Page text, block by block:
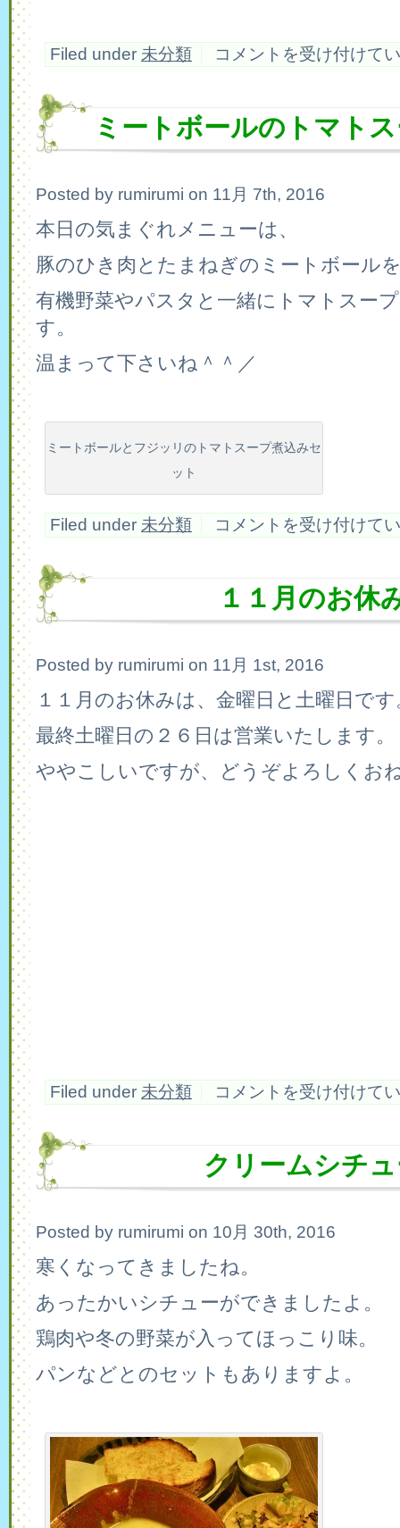
Filed under 未分類
１
２
休
は
コメントを受け付けて
ミートボールのトマト
Posted by rumirumi on 11月 7th, 2016
本日の気まぐれメニューは、
豚のひき肉とたまねぎのミートボール
有機野菜やパスタと一緒にトマトスー
す。
温まって下さいね＾＾／
ミートボールとフジッリのトマトスープ煮込みセ
ット
Filed under 未分類
ミ
ー
ト
ト
ス
プ
込
み
コメントを受け付けて
１１月のお休
Posted by rumirumi on 11月 1st, 2016
１１月のお休みは、金曜日と土曜日です
最終土曜日の２６日は営業いたします。
ややこしいですが、どうぞよろしくお
Filed under 未分類
１
１
休
み
は
コメントを受け付けて
クリームシチ
Posted by rumirumi on 10月 30th, 2016
寒くなってきましたね。
あったかいシチューができましたよ。
鶏肉や冬の野菜が入ってほっこり味。
パンなどとのセットもありますよ。